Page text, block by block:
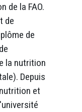
de la FAO.
de
de
la nutrition
Depuis
et